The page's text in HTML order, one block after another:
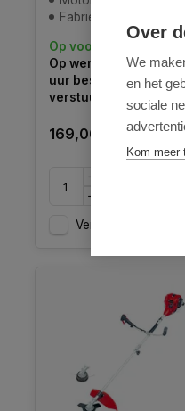
Fabrieksgarantie: 2 jaar
Op voorraad
Op werkdagen voor
uur besteld =
verstuurd
169,00
Vergelijk
Over
We
en het
sociale
Kom meer